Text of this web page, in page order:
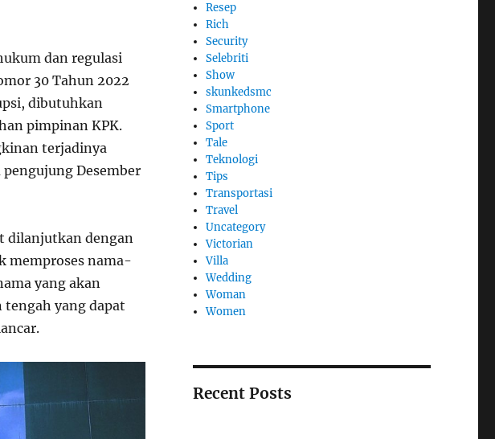
dan regulasi
30 Tahun 2022
dibutuhkan
pimpinan KPK.
terjadinya
Desember
dilanjutkan dengan
memproses nama-
yang akan
tengah yang dapat
Resep
Rich
Security
Selebriti
Show
skunkedsmc
Smartphone
Sport
Tale
Teknologi
Tips
Transportasi
Travel
Uncategory
Victorian
Villa
Wedding
Woman
Women
Recent Posts